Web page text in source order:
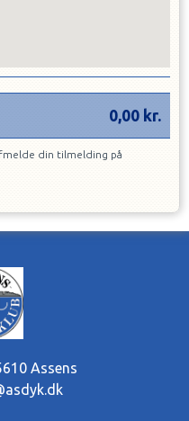
0,00 kr.
din tilmelding på
Assens